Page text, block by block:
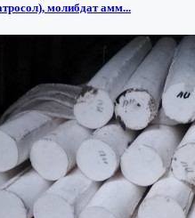
молибдат амм...